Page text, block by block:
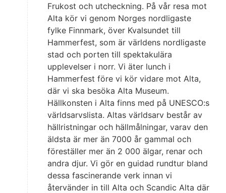
Frukost och utcheckning. På vår resa mot
Alta kör vi genom Norges nordligaste
fylke Finnmark, över Kvalsundet till
Hammerfest, som är världens nordligaste
stad och porten till spektakulära
upplevelser i norr. Vi äter lunch i
Hammerfest före vi kör vidare mot Alta,
där vi ska besöka Alta Museum.
Hällkonsten i Alta finns med på UNESCO:s
världsarvslista. Altas världsarv består av
hällristningar och hällmålningar, varav den
äldsta är mer än 7000 år gammal och
föreställer mer än 2 000 älgar, renar och
andra djur. Vi gör en guidad rundtur bland
dessa fascinerande verk innan vi
återvänder in till Alta och Scandic Alta där